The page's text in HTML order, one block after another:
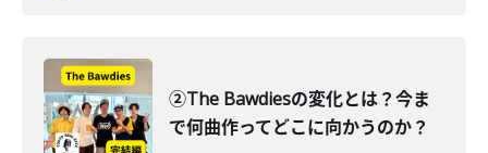
②The Bawdiesの変化とは？今ま
で何曲作ってどこに向かうのか？